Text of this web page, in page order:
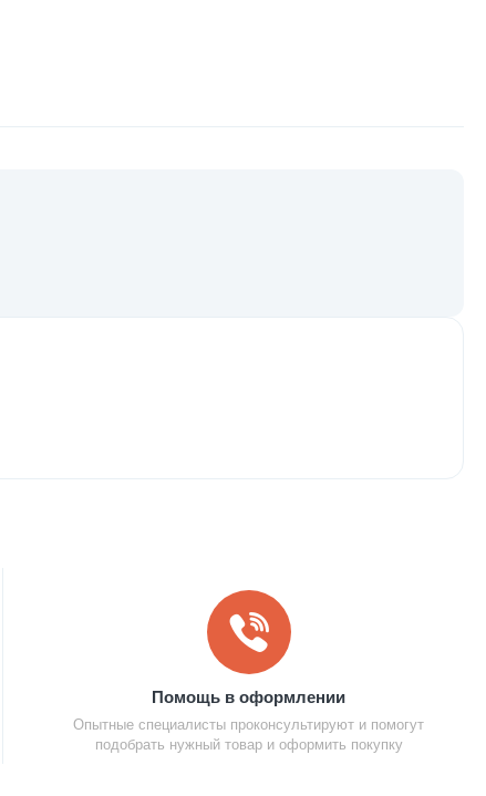
Помощь в оформлении
Опытные специалисты проконсультируют и помогут
подобрать нужный товар и оформить покупку